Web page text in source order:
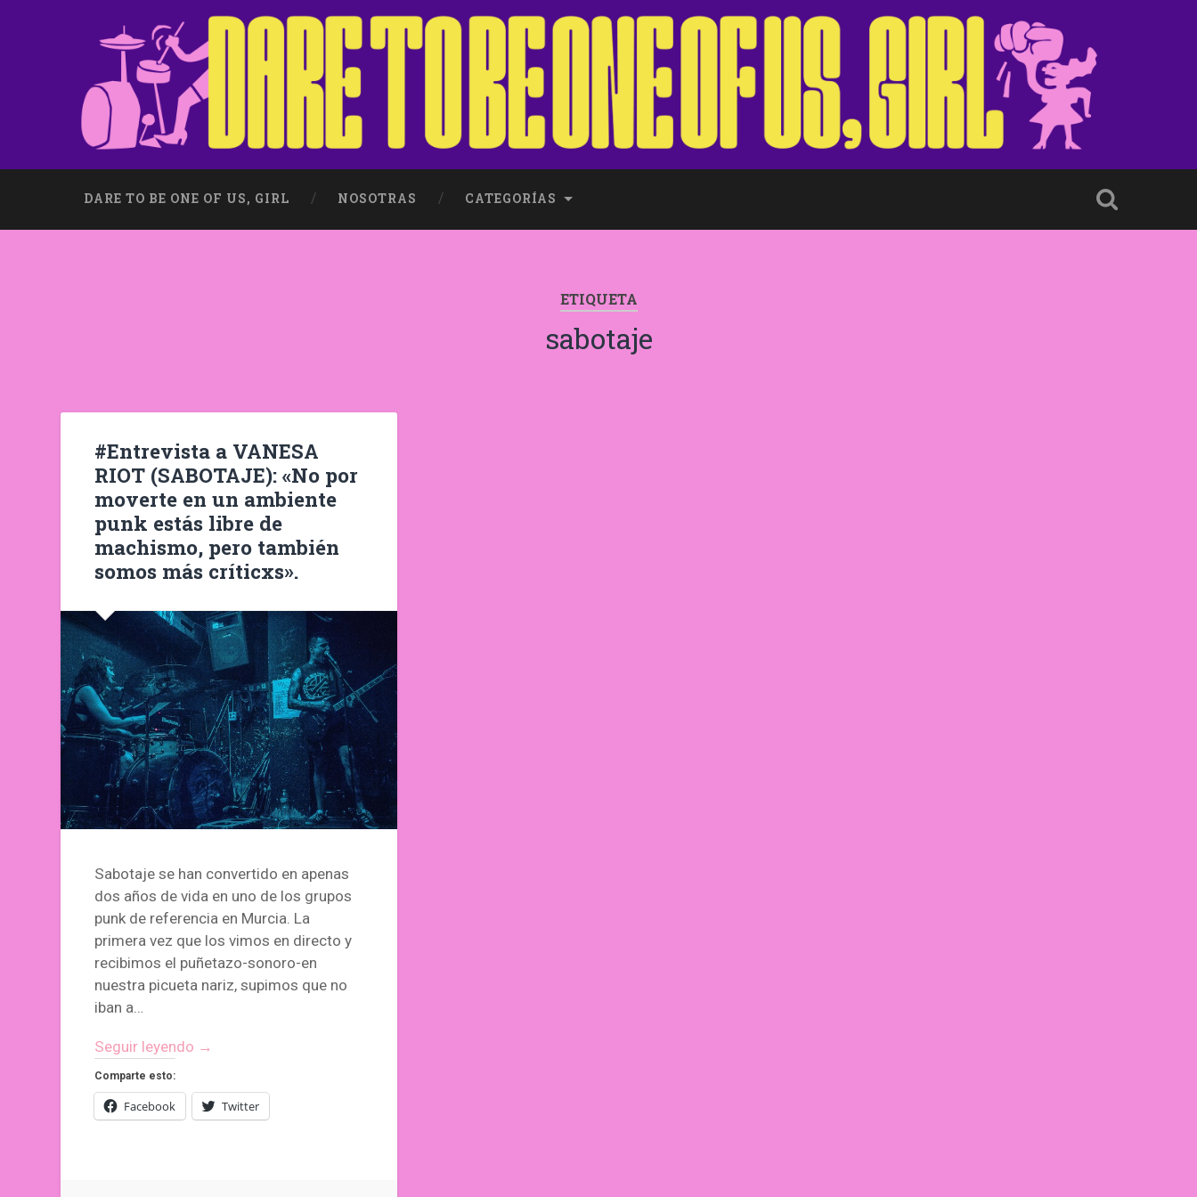
DARE TO BE ONE OF US, GIRL NOSOTRAS CATEGORÍAS
ETIQUETA
sabotaje
#Entrevista a VANESA
RIOT (SABOTAJE): «No por
moverte en un ambiente
punk estás libre de
machismo, pero también
somos más críticxs».
Sabotaje se han convertido en apenas
dos años de vida en uno de los grupos
punk de referencia en Murcia. La
primera vez que los vimos en directo y
recibimos el puñetazo-sonoro-en
nuestra picueta nariz, supimos que no
iban a…
Seguir leyendo →
Comparte esto:
Facebook Twitter